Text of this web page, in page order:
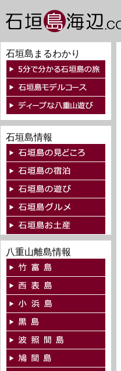
石垣島まるわかり
石垣島情報
八重山離島情報